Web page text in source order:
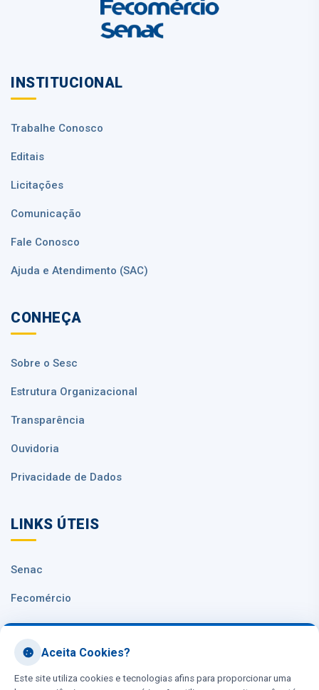
INSTITUCIONAL
Trabalhe Conosco
Editais
Licitações
Comunicação
Fale Conosco
Ajuda e Atendimento (SAC)
CONHEÇA
Sobre o Sesc
Estrutura Organizacional
Transparência
Ouvidoria
Privacidade de Dados
LINKS ÚTEIS
Senac
Fecomércio
Sesc Nacional
CNC Aceita Cookies?
Este site utiliza cookies e tecnologias afins para proporcionar uma